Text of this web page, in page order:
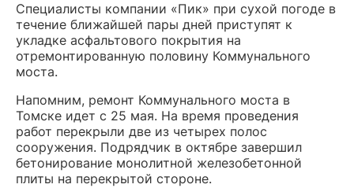
Специалисты компании «Пик» при сухой погоде в
течение ближайшей пары дней приступят к
укладке асфальтового покрытия на
отремонтированную половину Коммунального
моста.
Напомним, ремонт Коммунального моста в
Томске идет с 25 мая. На время проведения
работ перекрыли две из четырех полос
сооружения. Подрядчик в октябре завершил
бетонирование монолитной железобетонной
плиты на перекрытой стороне.